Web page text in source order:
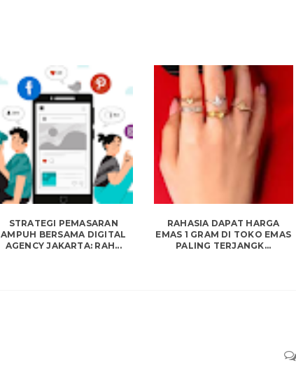
STRATEGI PEMASARAN
AMPUH BERSAMA DIGITAL
AGENCY JAKARTA: RAH...
RAHASIA DAPAT HARGA
EMAS 1 GRAM DI TOKO EMAS
PALING TERJANGK...